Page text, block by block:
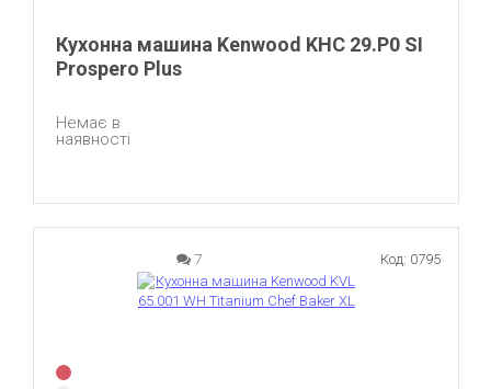
Кухонна машина Kenwood KHC 29.P0 SI
Prospero Plus
Немає в
наявності
7 Код: 0795